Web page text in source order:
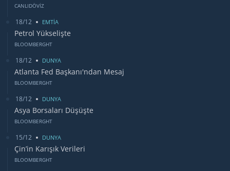
CANLIDÖVİZ
18/12 EMTİA
Petrol Yükselişte
BLOOMBERGHT
18/12 DUNYA
Atlanta Fed Başkanı'ndan Mesaj
BLOOMBERGHT
18/12 DUNYA
Asya Borsaları Düşüşte
BLOOMBERGHT
15/12 DUNYA
Çin’in Karışık Verileri
BLOOMBERGHT